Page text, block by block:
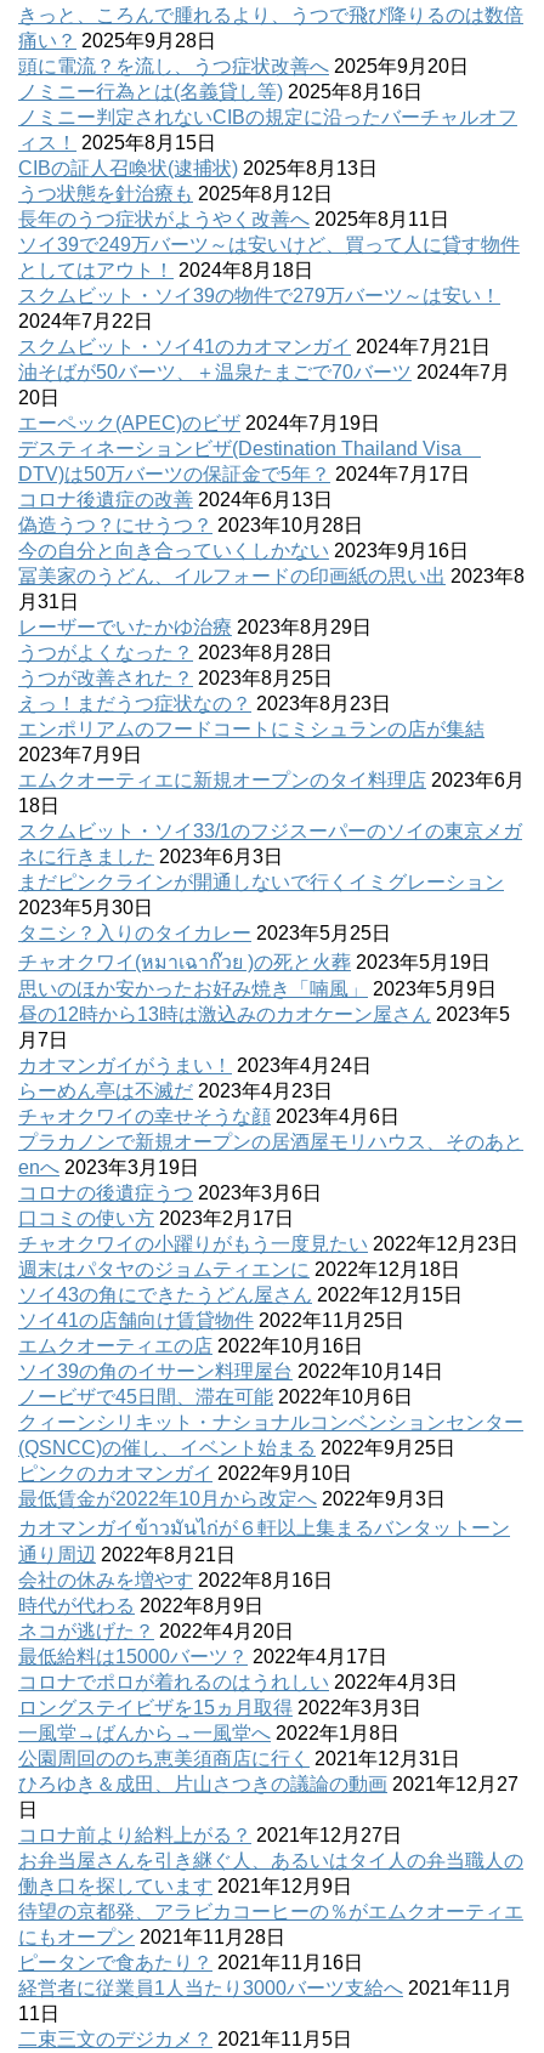
きっと、ころんで腫れるより、うつで飛び降りるのは数倍
痛い？ 2025年9月28日
頭に電流？を流し、うつ症状改善へ 2025年9月20日
ノミニー行為とは(名義貸し等) 2025年8月16日
ノミニー判定されないCIBの規定に沿ったバーチャルオフ
ィス！
2025年8月15日
CIBの証人召喚状(逮捕状) 2025年8月13日
うつ状態を針治療も 2025年8月12日
長年のうつ症状がようやく改善へ 2025年8月11日
ソイ39で249万バーツ～は安いけど、買って人に貸す物件
としてはアウト！
2024年8月18日
スクムビット・ソイ39の物件で279万バーツ～は安い！
2024年7月22日
スクムビット・ソイ41のカオマンガイ 2024年7月21日
油そばが50バーツ、＋温泉たまごで70バーツ 2024年7月
20日
エーペック(APEC)のビザ 2024年7月19日
デスティネーションビザ(Destination Thailand Visa
DTV)は50万バーツの保証金で5年？ 2024年7月17日
コロナ後遺症の改善 2024年6月13日
偽造うつ？にせうつ？ 2023年10月28日
今の自分と向き合っていくしかない 2023年9月16日
冨美家のうどん、イルフォードの印画紙の思い出 2023年8
月31日
レーザーでいたかゆ治療 2023年8月29日
うつがよくなった？ 2023年8月28日
うつが改善された？ 2023年8月25日
えっ！まだうつ症状なの？ 2023年8月23日
エンポリアムのフードコートにミシュランの店が集結
2023年7月9日
エムクオーティエに新規オープンのタイ料理店 2023年6月
18日
スクムビット・ソイ33/1のフジスーパーのソイの東京メガ
ネに行きました 2023年6月3日
まだピンクラインが開通しないで行くイミグレーション
2023年5月30日
タニシ？入りのタイカレー 2023年5月25日
チャオクワイ(หมาเฉาก๊วย )の死と火葬 2023年5月19日
思いのほか安かったお好み焼き「喃風」
2023年5月9日
昼の12時から13時は激込みのカオケーン屋さん 2023年5
月7日
カオマンガイがうまい！
2023年4月24日
らーめん亭は不滅だ 2023年4月23日
チャオクワイの幸せそうな顔 2023年4月6日
プラカノンで新規オープンの居酒屋モリハウス、そのあと
enへ 2023年3月19日
コロナの後遺症うつ 2023年3月6日
口コミの使い方 2023年2月17日
チャオクワイの小躍りがもう一度見たい 2022年12月23日
週末はパタヤのジョムティエンに 2022年12月18日
ソイ43の角にできたうどん屋さん 2022年12月15日
ソイ41の店舗向け賃貸物件 2022年11月25日
エムクオーティエの店 2022年10月16日
ソイ39の角のイサーン料理屋台 2022年10月14日
ノービザで45日間、滞在可能 2022年10月6日
クィーンシリキット・ナショナルコンベンションセンター
(QSNCC)の催し、イベント始まる 2022年9月25日
ピンクのカオマンガイ 2022年9月10日
最低賃金が2022年10月から改定へ 2022年9月3日
カオマンガイข้าวมันไก่が６軒以上集まるバンタットーン
通り周辺 2022年8月21日
会社の休みを増やす 2022年8月16日
時代が代わる 2022年8月9日
ネコが逃げた？ 2022年4月20日
最低給料は15000バーツ？ 2022年4月17日
コロナでポロが着れるのはうれしい 2022年4月3日
ロングステイビザを15ヵ月取得 2022年3月3日
一風堂→ばんから→一風堂へ 2022年1月8日
公園周回ののち恵美須商店に行く 2021年12月31日
ひろゆき＆成田、片山さつきの議論の動画 2021年12月27
日
コロナ前より給料上がる？ 2021年12月27日
お弁当屋さんを引き継ぐ人、あるいはタイ人の弁当職人の
働き口を探しています 2021年12月9日
待望の京都発、アラビカコーヒーの％がエムクオーティエ
にもオープン 2021年11月28日
ピータンで食あたり？ 2021年11月16日
経営者に従業員1人当たり3000バーツ支給へ 2021年11月
11日
二束三文のデジカメ？ 2021年11月5日